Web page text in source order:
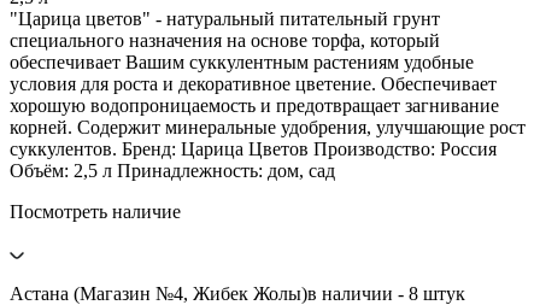
"Царица цветов" - натуральный питательный грунт
специального назначения на основе торфа, который
обеспечивает Вашим суккулентным растениям удобные
условия для роста и декоративное цветение. Обеспечивает
хорошую водопроницаемость и предотвращает загнивание
корней. Содержит минеральные удобрения, улучшающие рост
суккулентов. Бренд: Царица Цветов Производство: Россия
Объём: 2,5 л Принадлежность: дом, сад
Посмотреть наличие
Астана (Магазин №4, Жибек Жолы)в наличии - 8 штук